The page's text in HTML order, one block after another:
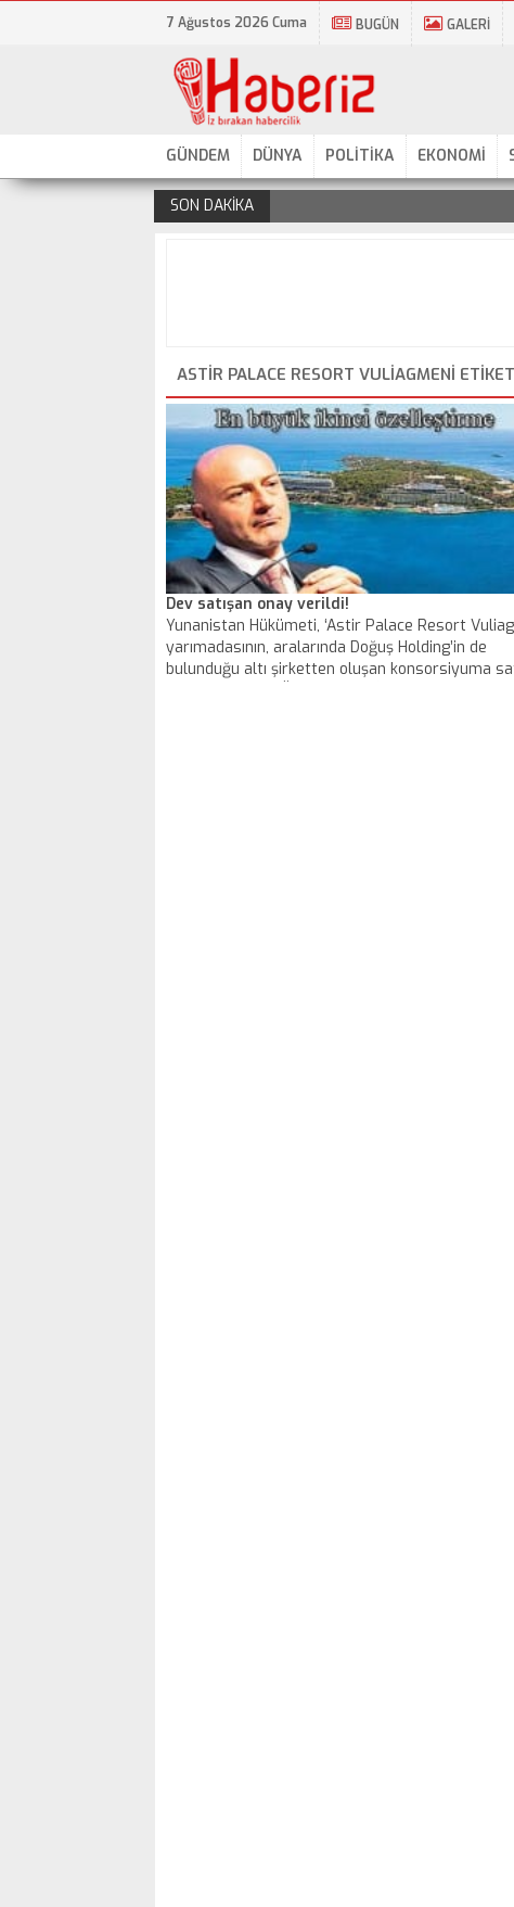
7 Ağustos 2026 Cuma BUGÜN GALERİ
GÜNDEM DÜNYA POLİTİKA EKONOMİ
SON DAKİKA
ASTIR PALACE RESORT VULIAGMENI
Dev satışan onay verildi!
Yunanistan Hükümeti, ‘Astir Palace Resort
yarımadasının, aralarında Doğuş Holding’in de
bulunduğu altı şirketten oluşan konsorsiyuma